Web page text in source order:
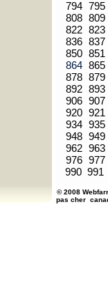
794 795
808 809
822 823
836 837
850 851
864 865
878 879
892 893
906 907
920 921
934 935
948 949
962 963
976 977
990 991
© 2008
pas cher